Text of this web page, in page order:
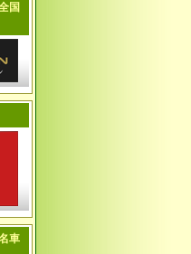
国
車